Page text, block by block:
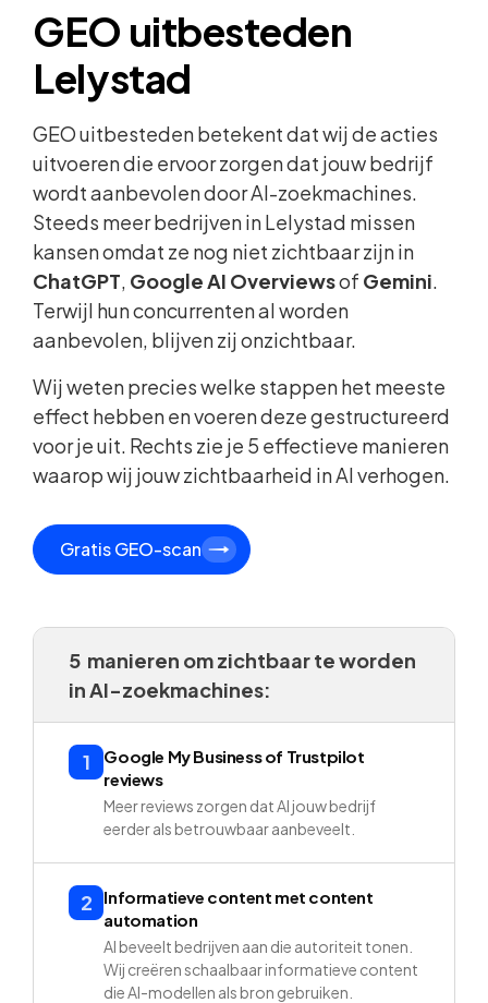
GEO uitbesteden
Lelystad
GEO uitbesteden betekent dat wij de acties
uitvoeren die ervoor zorgen dat jouw bedrijf
wordt aanbevolen door AI-zoekmachines.
Steeds meer bedrijven in Lelystad missen
kansen omdat ze nog niet zichtbaar zijn in
ChatGPT, Google AI Overviewsof Gemini.
Terwijl hun concurrenten al worden
aanbevolen, blijven zij onzichtbaar.
Wij weten precies welke stappen het meeste
effect hebben en voeren deze gestructureerd
voor je uit. Rechts zie je 5 effectieve manieren
waarop wij jouw zichtbaarheid in AI verhogen.
Gratis GEO-scan
5 manieren om zichtbaar te worden
in AI-zoekmachines:
1
Google My Business of Trustpilot
reviews
Meer reviews zorgen dat AI jouw bedrijf
eerder als betrouwbaar aanbeveelt.
2
Informatieve content met content
automation
AI beveelt bedrijven aan die autoriteit tonen.
Wij creëren schaalbaar informatieve content
die AI-modellen als bron gebruiken.